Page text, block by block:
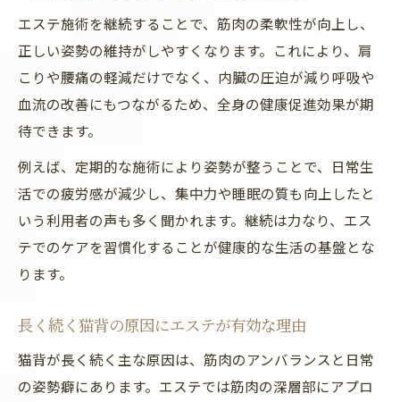
エステ施術を継続することで、筋肉の柔軟性が向上し、
正しい姿勢の維持がしやすくなります。これにより、肩
こりや腰痛の軽減だけでなく、内臓の圧迫が減り呼吸や
血流の改善にもつながるため、全身の健康促進効果が期
待できます。
例えば、定期的な施術により姿勢が整うことで、日常生
活での疲労感が減少し、集中力や睡眠の質も向上したと
いう利用者の声も多く聞かれます。継続は力なり、エス
テでのケアを習慣化することが健康的な生活の基盤とな
ります。
長く続く猫背の原因にエステが有効な理由
猫背が長く続く主な原因は、筋肉のアンバランスと日常
の姿勢癖にあります。エステでは筋肉の深層部にアプロ